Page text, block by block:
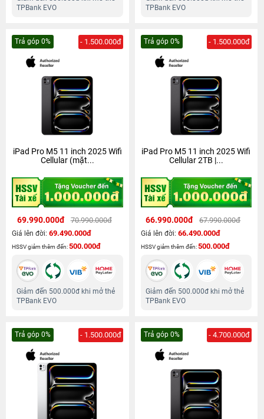
TPBank EVO
TPBank EVO
Trả góp 0% - 1.500.000đ
iPad Pro M5 11 inch 2025 Wifi
Cellular (mặt...
69.990.000đ 70.990.000đ
Giá lên đời: 69.490.000đ
HSSV giảm thêm đến:500.000đ
Giảm đến 500.000đ khi mở thẻ
TPBank EVO
Trả góp 0% - 1.500.000đ
iPad Pro M5 11 inch 2025 Wifi
Cellular 2TB |...
66.990.000đ 67.990.000đ
Giá lên đời: 66.490.000đ
HSSV giảm thêm đến:500.000đ
Giảm đến 500.000đ khi mở thẻ
TPBank EVO
Trả góp 0% - 1.500.000đ Trả góp 0% - 4.700.000đ